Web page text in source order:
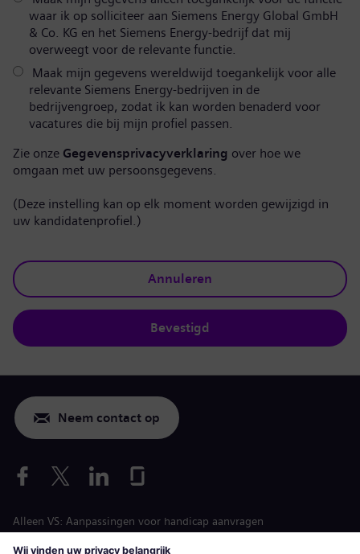
waar ik op solliciteer aan Siemens Energy Global GmbH
& Co. KG en het Siemens Energy-bedrijf dat mij
overweegt voor de relevante functie.
Maak mijn gegevens wereldwijd toegankelijk voor alle
relevante Siemens Energy-bedrijven in de
bedrijvengroep, zodat ik kan worden benaderd voor
vacatures die bij mijn profiel passen.
Zie onze Gegevensprivacyverklaring over hoe we
omgaan met uw persoonsgegevens.
(Deze instelling kan op elk moment worden gewijzigd in
uw kandidatenprofiel.)
Annuleren
Bevestigd
Neem contact op
Alleen VS: Aanpassingen voor handicap aanvragen